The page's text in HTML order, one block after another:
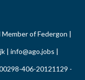
of Federgon |
| info@ago.jobs |
406-20121129 -